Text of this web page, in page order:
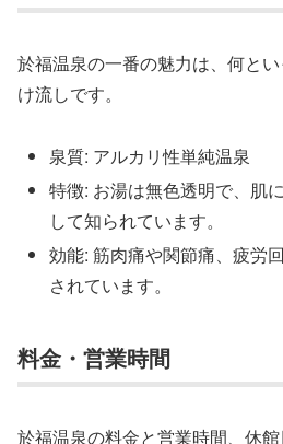
於福温泉の一番の魅力は、何と
け流しです。
泉質: アルカリ性単純温泉
特徴: お湯は無色透明で、肌
して知られています。
効能: 筋肉痛や関節痛、疲労
されています。
料金・営業時間
於福温泉の料金と営業時間、休館